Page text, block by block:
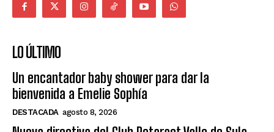
LO ÚLTIMO
Un encantador baby shower para dar la
bienvenida a Emelie Sophía
DESTACADA agosto 8, 2026